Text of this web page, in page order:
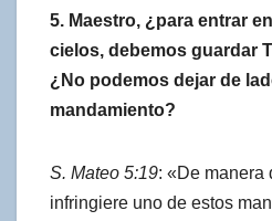
5. Maestro, ¿para entrar
cielos, debemos guardar
¿No podemos dejar de
mandamiento?
S. Mateo 5:19: «De manera
infringiere uno de estos